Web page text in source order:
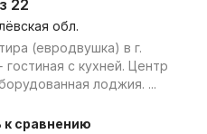
22
обл.
(евродвушка) в г.
с кухней. Центр
лоджия. ...
к сравнению